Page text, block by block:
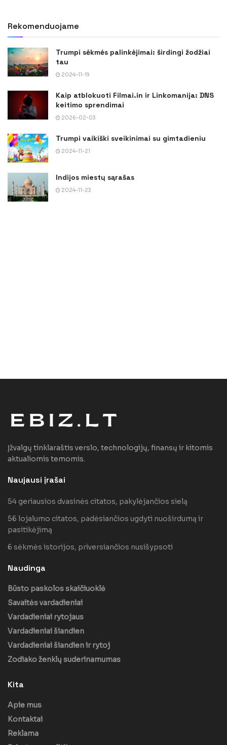
Rekomenduojame
Trumpi sėkmės palinkėjimai: širdingi žodžiai
tau
2024-11-19
Kaip atblokuoti Filmai.in ir Linkomanija: DNS
keitimo sprendimai
2026-02-03
Trumpi vaikiški sveikinimai su gimtadieniu
2024-11-21
Indijos miestų sąrašas
2024-11-23
Įžvalgų tinklaraštis verslo, technologijų, finansų ir kitomis
aktualiomis temomis.
Naujausi įrašai
54 geriausios dvasinės citatos, pakylėjančios sielą
56 lojalumo citatos, padėsiančios ugdyti nuoširdumą ir
pasitikėjimą
6 sėkmės istorijos, priversiančios nusišypsoti
Naudinga
Būsto paskolos skaičiuoklė
Savaitės vardadieniai
Vardadieniai rytojaus
Vardadieniai šiandien
Vardadieniai šiandien ir rytoj
Zodiako ženklų suderinamumas
Kita
Apie mus
Kontaktai
Reklama